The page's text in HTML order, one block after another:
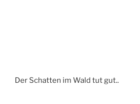
Der Schatten im Wald tut gut..